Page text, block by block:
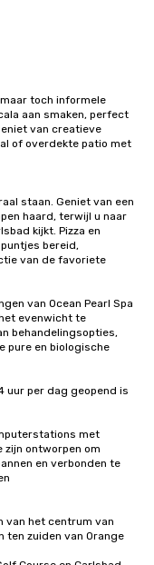
toch informele
aan smaken, perfect
van creatieve
of overdekte patio met
staan. Geniet van een
haard, terwijl u naar
kijkt. Pizza en
bereid,
van de favoriete
van Ocean Pearl Spa
evenwicht te
behandelingsopties,
pure en biologische
uur per dag geopend is
met
ontworpen om
en verbonden te
van het centrum van
ten zuiden van Orange